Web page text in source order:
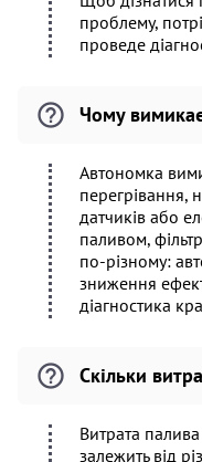
проблему,
проведе
Чому
Автономка
перегрівання,
датчиків або
паливом,
по-різному:
зниження
діагностика
Скільки
Витрата
залежить від